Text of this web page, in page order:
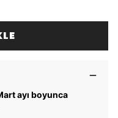
ayı boyunca